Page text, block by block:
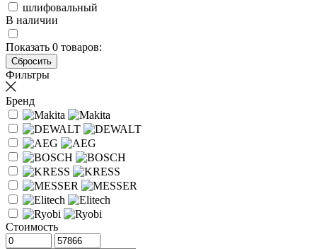
шлифовальный
В наличии
Показать 0 товаров:
Фильтры
Бренд
Стоимость